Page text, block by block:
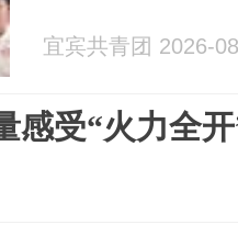
宜宾共青团 2026-
感受“火力全